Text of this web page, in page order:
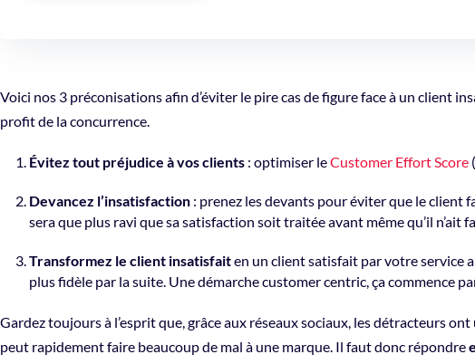
Voici nos 3 préconisations afin d’éviter le pire cas de figure face à un client
profit de la concurrence.
Évitez tout préjudice à vos clients : optimiser leCustomer Effort Score
Devancez l’insatisfaction : prenez les devants pour éviter que le client
sera que plus ravi que sa satisfaction soit traitée avant même qu’il n’ait
Transformez le client insatisfaiten un client satisfait par votre service
plus fidèle par la suite. Une démarche customer centric, ça commence
Gardez toujours à l’esprit que, grâce aux réseaux sociaux, les détracteurs
peut rapidement faire beaucoup de mal à une marque. Il faut donc répondre